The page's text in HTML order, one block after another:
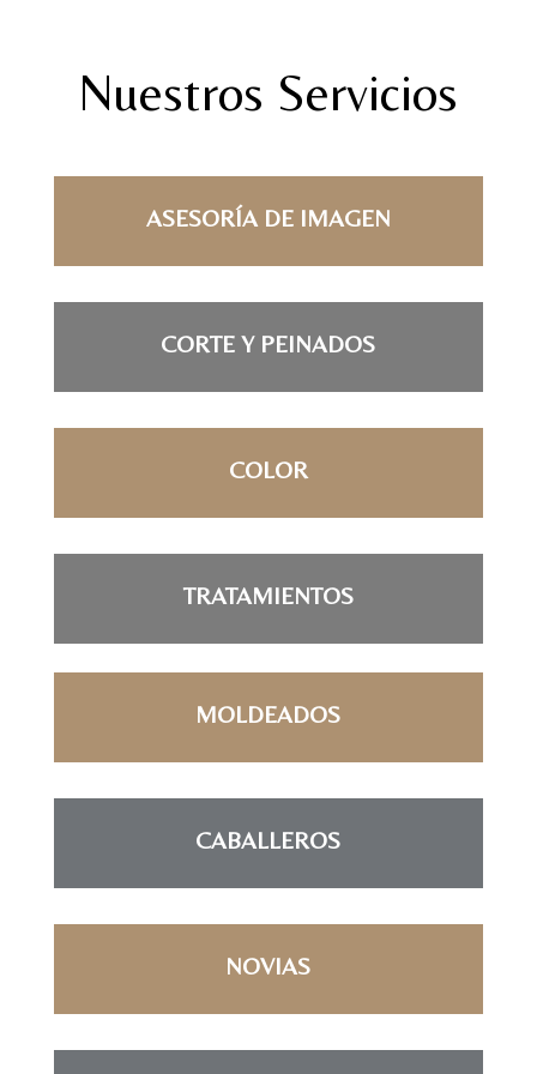
Nuestros Servicios
ASESORÍA DE IMAGEN
CORTE Y PEINADOS
COLOR
TRATAMIENTOS
MOLDEADOS
CABALLEROS
NOVIAS